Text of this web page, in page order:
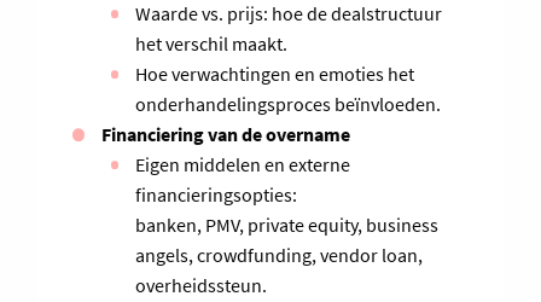
Waarde vs. prijs: hoe de dealstructuur
het verschil maakt.
Hoe verwachtingen en emoties het
onderhandelingsproces beïnvloeden.
Financiering van de overname
Eigen middelen en externe
financieringsopties:
banken, PMV, private equity, business
angels, crowdfunding, vendor loan,
overheidssteun.